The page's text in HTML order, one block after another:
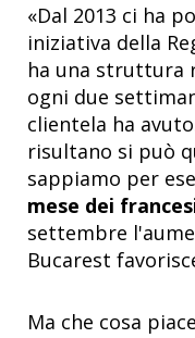
«Dal 2013 ci ha
iniziativa della
ha una struttura
ogni due
clientela ha
risultano si può
sappiamo per
mese dei
settembre
Bucarest
Ma che cosa